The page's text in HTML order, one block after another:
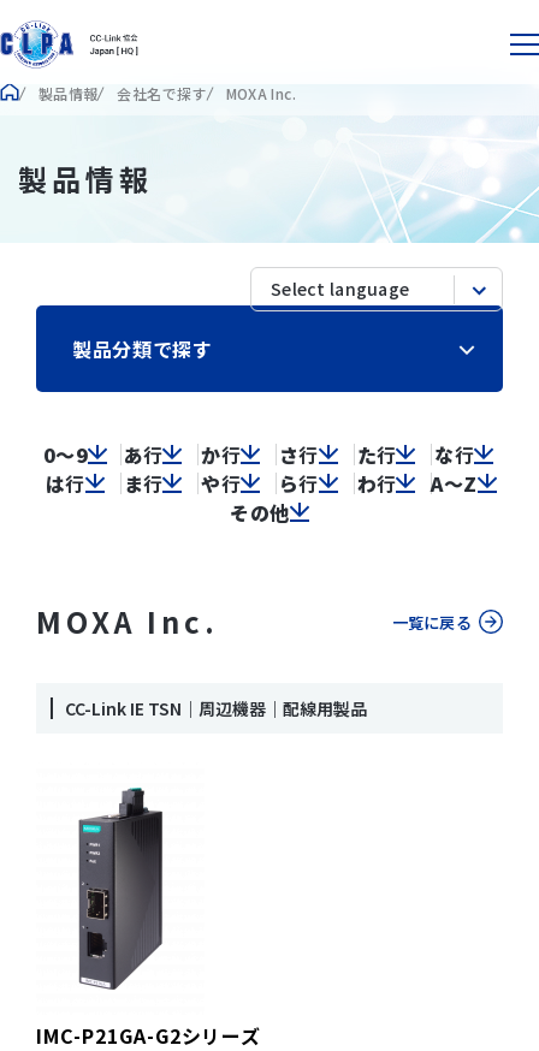
製品情報 会社名で探す MOXA Inc.
製品情報
製品分類で探す
0～9 あ行 か行 さ行 た行 な行
は行 ま行 や行 ら行 わ行
A～Z
その他
MOXA Inc. 一覧に戻る
CC-Link IE TSN｜周辺機器｜配線用製品
IMC-P21GA-G2シリーズ